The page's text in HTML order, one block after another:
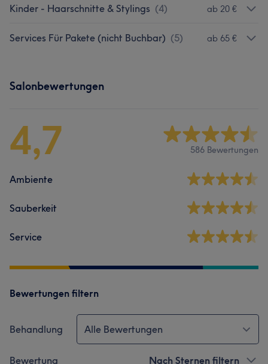
Kinder - Haarschnitte & Stylings (4) ab 20 €
Services Für Pakete (nicht Buchbar) (5) ab 65 €
Salonbewertungen
4,7 586 Bewertungen
Ambiente
Sauberkeit
Service
Bewertungen filtern
Behandlung Alle Bewertungen
Bewertung Nach Sternen filtern